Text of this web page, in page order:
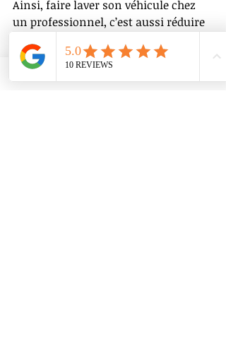
Ainsi, faire laver son véhicule chez
un professionnel, c’est aussi réduire
comparaison avec un lavage maison
au jet d’eau.